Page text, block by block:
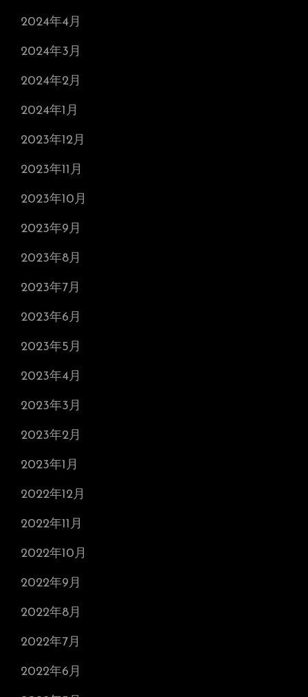
2024年4月
2024年3月
2024年2月
2024年1月
2023年12月
2023年11月
2023年10月
2023年9月
2023年8月
2023年7月
2023年6月
2023年5月
2023年4月
2023年3月
2023年2月
2023年1月
2022年12月
2022年11月
2022年10月
2022年9月
2022年8月
2022年7月
2022年6月